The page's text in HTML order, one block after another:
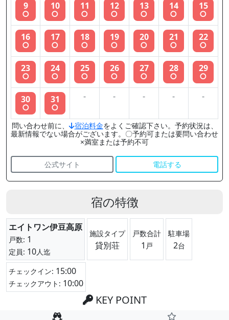
9
○
10
○
11
○
12
○
13
○
14
○
15
○
16
○
17
○
18
○
19
○
20
○
21
○
22
○
23
○
24
○
25
○
26
○
27
○
28
○
29
○
30
○
31
○
- - - - -
問い合わせ前に、 宿泊料金をよくご確認下さい。予約状況は、
最新情報でない場合がございます。〇予約可または要問い合わせ
×満室または予約不可
公式サイト 電話する
宿の特徴
エイトワン伊豆高原
戸数: 1
定員: 10人迄
施設タイプ
貸別荘
戸数合計
1 戸
駐車場
2台
チェックイン: 15:00
チェックアウト: 10:00
KEY POINT